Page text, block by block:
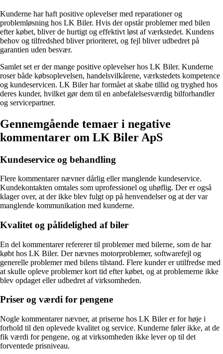
Kunderne har haft positive oplevelser med reparationer og
problemløsning hos LK Biler. Hvis der opstår problemer med bilen
efter købet, bliver de hurtigt og effektivt løst af værkstedet. Kundens
behov og tilfredshed bliver prioriteret, og fejl bliver udbedret på
garantien uden besvær.
Samlet set er der mange positive oplevelser hos LK Biler. Kunderne
roser både købsoplevelsen, handelsvilkårene, værkstedets kompetence
og kundeservicen. LK Biler har formået at skabe tillid og tryghed hos
deres kunder, hvilket gør dem til en anbefalelsesværdig bilforhandler
og servicepartner.
Gennemgående temaer i negative
kommentarer om LK Biler ApS
Kundeservice og behandling
Flere kommentarer nævner dårlig eller manglende kundeservice.
Kundekontakten omtales som uprofessionel og uhøflig. Der er også
klager over, at der ikke blev fulgt op på henvendelser og at der var
manglende kommunikation med kunderne.
Kvalitet og pålidelighed af biler
En del kommentarer refererer til problemer med bilerne, som de har
købt hos LK Biler. Der nævnes motorproblemer, softwarefejl og
generelle problemer med bilens tilstand. Flere kunder er utilfredse med
at skulle opleve problemer kort tid efter købet, og at problemerne ikke
blev opdaget eller udbedret af virksomheden.
Priser og værdi for pengene
Nogle kommentarer nævner, at priserne hos LK Biler er for høje i
forhold til den oplevede kvalitet og service. Kunderne føler ikke, at de
fik værdi for pengene, og at virksomheden ikke lever op til det
forventede prisniveau.